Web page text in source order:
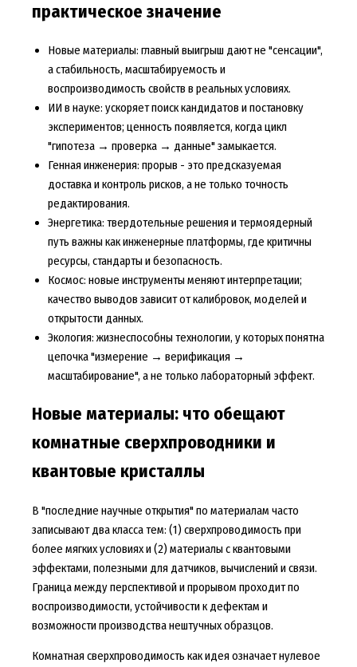
практическое значение
Новые материалы: главный выигрыш дают не "сенсации",
а стабильность, масштабируемость и
воспроизводимость свойств в реальных условиях.
ИИ в науке: ускоряет поиск кандидатов и постановку
экспериментов; ценность появляется, когда цикл
"гипотеза → проверка → данные" замыкается.
Генная инженерия: прорыв - это предсказуемая
доставка и контроль рисков, а не только точность
редактирования.
Энергетика: твердотельные решения и термоядерный
путь важны как инженерные платформы, где критичны
ресурсы, стандарты и безопасность.
Космос: новые инструменты меняют интерпретации;
качество выводов зависит от калибровок, моделей и
открытости данных.
Экология: жизнеспособны технологии, у которых понятна
цепочка "измерение → верификация →
масштабирование", а не только лабораторный эффект.
Новые материалы: что обещают
комнатные сверхпроводники и
квантовые кристаллы
В "последние научные открытия" по материалам часто
записывают два класса тем: (1) сверхпроводимость при
более мягких условиях и (2) материалы с квантовыми
эффектами, полезными для датчиков, вычислений и связи.
Граница между перспективой и прорывом проходит по
воспроизводимости, устойчивости к дефектам и
возможности производства нештучных образцов.
Комнатная сверхпроводимость как идея означает нулевое